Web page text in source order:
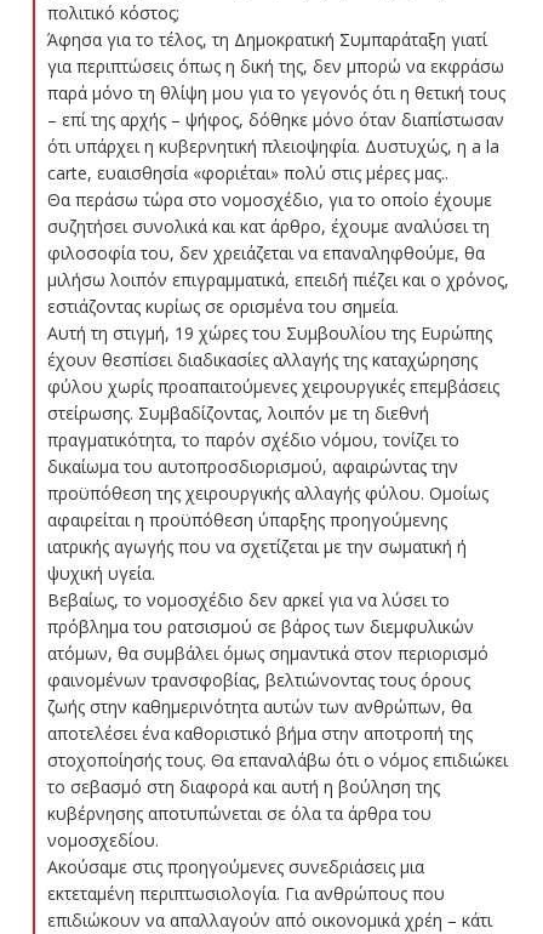
πολιτικό κόστος;
Άφησα για το τέλος, τη Δημοκρατική Συμπαράταξη γιατί
για περιπτώσεις όπως η δική της, δεν μπορώ να εκφράσω
παρά μόνο τη θλίψη μου για το γεγονός ότι η θετική τους
– επί της αρχής – ψήφος, δόθηκε μόνο όταν διαπίστωσαν
ότι υπάρχει η κυβερνητική πλειοψηφία. Δυστυχώς, η a la
carte, ευαισθησία «φοριέται» πολύ στις μέρες μας..
Θα περάσω τώρα στο νομοσχέδιο, για το οποίο έχουμε
συζητήσει συνολικά και κατ άρθρο, έχουμε αναλύσει τη
φιλοσοφία του, δεν χρειάζεται να επαναληφθούμε, θα
μιλήσω λοιπόν επιγραμματικά, επειδή πιέζει και ο χρόνος,
εστιάζοντας κυρίως σε ορισμένα του σημεία.
Αυτή τη στιγμή, 19 χώρες του Συμβουλίου της Ευρώπης
έχουν θεσπίσει διαδικασίες αλλαγής της καταχώρησης
φύλου χωρίς προαπαιτούμενες χειρουργικές επεμβάσεις
στείρωσης. Συμβαδίζοντας, λοιπόν με τη διεθνή
πραγματικότητα, το παρόν σχέδιο νόμου, τονίζει το
δικαίωμα του αυτοπροσδιορισμού, αφαιρώντας την
προϋπόθεση της χειρουργικής αλλαγής φύλου. Ομοίως
αφαιρείται η προϋπόθεση ύπαρξης προηγούμενης
ιατρικής αγωγής που να σχετίζεται με την σωματική ή
ψυχική υγεία.
Βεβαίως, το νομοσχέδιο δεν αρκεί για να λύσει το
πρόβλημα του ρατσισμού σε βάρος των διεμφυλικών
ατόμων, θα συμβάλει όμως σημαντικά στον περιορισμό
φαινομένων τρανσφοβίας, βελτιώνοντας τους όρους
ζωής στην καθημερινότητα αυτών των ανθρώπων, θα
αποτελέσει ένα καθοριστικό βήμα στην αποτροπή της
στοχοποίησής τους. Θα επαναλάβω ότι ο νόμος επιδιώκει
το σεβασμό στη διαφορά και αυτή η βούληση της
κυβέρνησης αποτυπώνεται σε όλα τα άρθρα του
νομοσχεδίου.
Ακούσαμε στις προηγούμενες συνεδριάσεις μια
εκτεταμένη περιπτωσιολογία. Για ανθρώπους που
επιδιώκουν να απαλλαγούν από οικονομικά χρέη – κάτι